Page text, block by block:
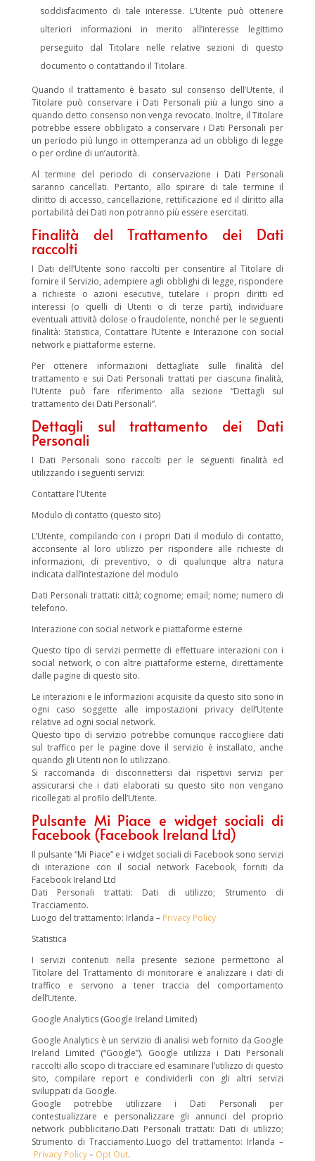
soddisfacimento di tale interesse. L’Utente può ottenere
ulteriori informazioni in merito all’interesse legittimo
perseguito dal Titolare nelle relative sezioni di questo
documento o contattando il Titolare.
Quando il trattamento è basato sul consenso dell’Utente, il
Titolare può conservare i Dati Personali più a lungo sino a
quando detto consenso non venga revocato. Inoltre, il Titolare
potrebbe essere obbligato a conservare i Dati Personali per
un periodo più lungo in ottemperanza ad un obbligo di legge
o per ordine di un’autorità.
Al termine del periodo di conservazione i Dati Personali
saranno cancellati. Pertanto, allo spirare di tale termine il
diritto di accesso, cancellazione, rettificazione ed il diritto alla
portabilità dei Dati non potranno più essere esercitati.
Finalità del Trattamento dei Dati
raccolti
I Dati dell’Utente sono raccolti per consentire al Titolare di
fornire il Servizio, adempiere agli obblighi di legge, rispondere
a richieste o azioni esecutive, tutelare i propri diritti ed
interessi (o quelli di Utenti o di terze parti), individuare
eventuali attività dolose o fraudolente, nonché per le seguenti
finalità: Statistica, Contattare l’Utente e Interazione con social
network e piattaforme esterne.
Per ottenere informazioni dettagliate sulle finalità del
trattamento e sui Dati Personali trattati per ciascuna finalità,
l’Utente può fare riferimento alla sezione “Dettagli sul
trattamento dei Dati Personali”.
Dettagli sul trattamento dei Dati
Personali
I Dati Personali sono raccolti per le seguenti finalità ed
utilizzando i seguenti servizi:
Contattare l’Utente
Modulo di contatto (questo sito)
L’Utente, compilando con i propri Dati il modulo di contatto,
acconsente al loro utilizzo per rispondere alle richieste di
informazioni, di preventivo, o di qualunque altra natura
indicata dall’intestazione del modulo
Dati Personali trattati: città; cognome; email; nome; numero di
telefono.
Interazione con social network e piattaforme esterne
Questo tipo di servizi permette di effettuare interazioni con i
social network, o con altre piattaforme esterne, direttamente
dalle pagine di questo sito.
Le interazioni e le informazioni acquisite da questo sito sono in
ogni caso soggette alle impostazioni privacy dell’Utente
relative ad ogni social network.
Questo tipo di servizio potrebbe comunque raccogliere dati
sul traffico per le pagine dove il servizio è installato, anche
quando gli Utenti non lo utilizzano.
Si raccomanda di disconnettersi dai rispettivi servizi per
assicurarsi che i dati elaborati su questo sito non vengano
ricollegati al profilo dell’Utente.
Pulsante Mi Piace e widget sociali di
Facebook (Facebook Ireland Ltd)
Il pulsante “Mi Piace” e i widget sociali di Facebook sono servizi
di interazione con il social network Facebook, forniti da
Facebook Ireland Ltd
Dati Personali trattati: Dati di utilizzo; Strumento di
Tracciamento.
Luogo del trattamento: Irlanda – Privacy Policy
Statistica
I servizi contenuti nella presente sezione permettono al
Titolare del Trattamento di monitorare e analizzare i dati di
traffico e servono a tener traccia del comportamento
dell’Utente.
Google Analytics (Google Ireland Limited)
Google Analytics è un servizio di analisi web fornito da Google
Ireland Limited (“Google”). Google utilizza i Dati Personali
raccolti allo scopo di tracciare ed esaminare l’utilizzo di questo
sito, compilare report e condividerli con gli altri servizi
sviluppati da Google.
Google potrebbe utilizzare i Dati Personali per
contestualizzare e personalizzare gli annunci del proprio
network pubblicitario.Dati Personali trattati: Dati di utilizzo;
Strumento di Tracciamento.Luogo del trattamento: Irlanda –
Privacy Policy– Opt Out.